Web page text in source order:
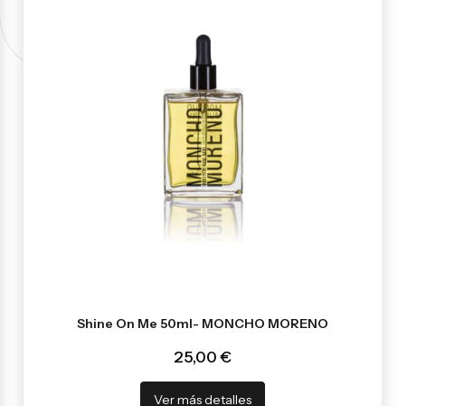
Shine On Me 50ml- MONCHO MORENO
25,00 €
Ver más detalles